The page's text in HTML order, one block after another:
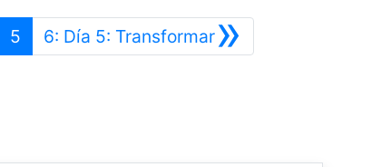
5 »
6: Día 5: TransformarSiguiente